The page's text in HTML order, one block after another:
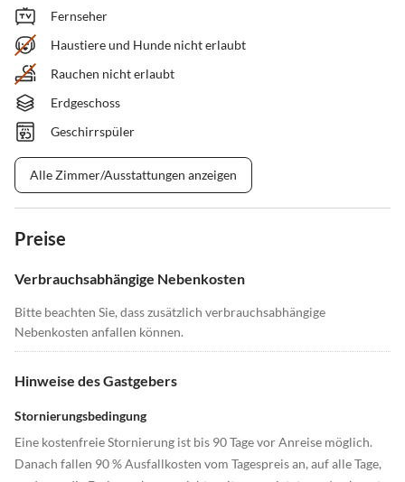
Fernseher
Haustiere und Hunde nicht erlaubt
Rauchen nicht erlaubt
Erdgeschoss
Geschirrspüler
Alle Zimmer/Ausstattungen anzeigen
Preise
Verbrauchsabhängige Nebenkosten
Bitte beachten Sie, dass zusätzlich verbrauchsabhängige
Nebenkosten anfallen können.
Hinweise des Gastgebers
Stornierungsbedingung
Eine kostenfreie Stornierung ist bis 90 Tage vor Anreise möglich.
Danach fallen 90 % Ausfallkosten vom Tagespreis an, auf alle Tage,